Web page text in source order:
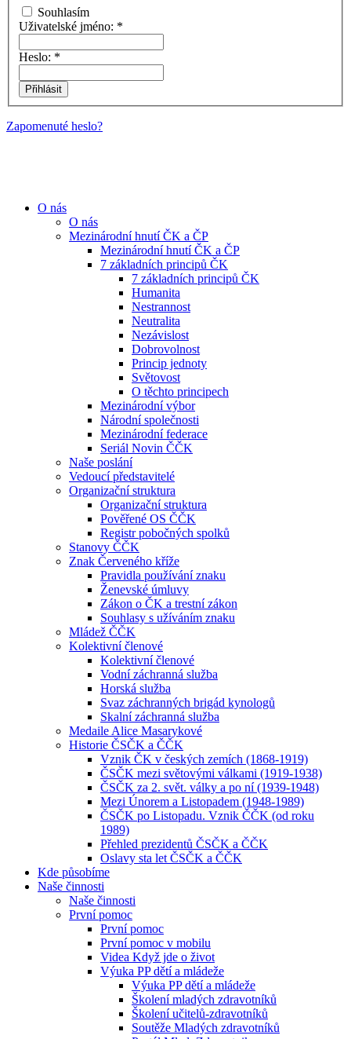
Souhlasím
Uživatelské jméno: *
Heslo: *
Zapomenuté heslo?
O nás
O nás
Mezinárodní hnutí ČK a ČP
Mezinárodní hnutí ČK a ČP
7 základních principů ČK
7 základních principů ČK
Humanita
Nestrannost
Neutralita
Nezávislost
Dobrovolnost
Princip jednoty
Světovost
O těchto principech
Mezinárodní výbor
Národní společnosti
Mezinárodní federace
Seriál Novin ČČK
Naše poslání
Vedoucí představitelé
Organizační struktura
Organizační struktura
Pověřené OS ČČK
Registr pobočných spolků
Stanovy ČČK
Znak Červeného kříže
Pravidla používání znaku
Ženevské úmluvy
Zákon o ČK a trestní zákon
Souhlasy s užíváním znaku
Mládež ČČK
Kolektivní členové
Kolektivní členové
Vodní záchranná služba
Horská služba
Svaz záchranných brigád kynologů
Skalní záchranná služba
Medaile Alice Masarykové
Historie ČSČK a ČČK
Vznik ČK v českých zemích (1868-1919)
ČSČK mezi světovými válkami (1919-1938)
ČSČK za 2. svět. války a po ní (1939-1948)
Mezi Únorem a Listopadem (1948-1989)
ČSČK po Listopadu. Vznik ČČK (od roku
1989)
Přehled prezidentů ČSČK a ČČK
Oslavy sta let ČSČK a ČČK
Kde působíme
Naše činnosti
Naše činnosti
První pomoc
První pomoc
První pomoc v mobilu
Videa Když jde o život
Výuka PP dětí a mládeže
Výuka PP dětí a mládeže
Školení mladých zdravotníků
Školení učitelů-zdravotníků
Soutěže Mladých zdravotníků